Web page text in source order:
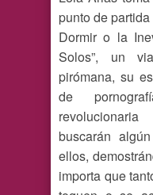
punto de
Dormir o la
Solos”, un
pirómana, su
de
buscarán
ellos,
importa que